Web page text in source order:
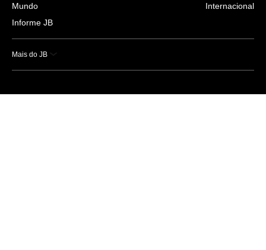
Mundo
Informe JB
Internacional
Mais do JB
Esportes